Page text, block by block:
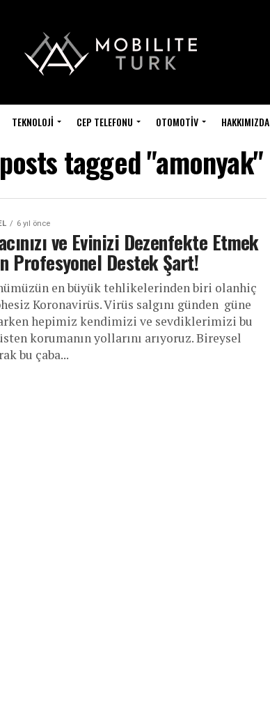
TEKNOLOJI CEP TELEFONU OTOMOTIV HAKKIMIZDA
tagged "amonyak"
6 yıl önce
ve Evinizi Dezenfekte Etmek
Profesyonel Destek Şart!
en büyük tehlikelerinden biri olanhiç
Koronavirüs. Virüs salgını günden güne
hepimiz kendimizi ve sevdiklerimizi bu
korumanın yollarını arıyoruz. Bireysel
bu çaba...